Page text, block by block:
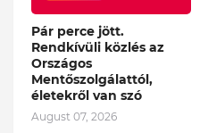
Pár perce jött.
Rendkívüli közlés az
Országos
Mentőszolgálattól,
életekről van szó
August 07, 2026